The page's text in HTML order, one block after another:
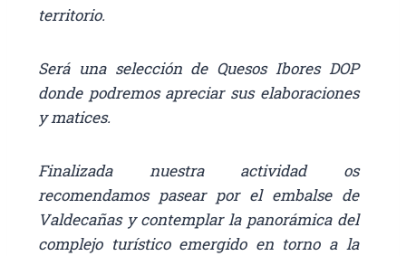
territorio.
Será una selección de Quesos Ibores DOP
donde podremos apreciar sus elaboraciones
y matices.
Finalizada nuestra actividad os
recomendamos pasear por el embalse de
Valdecañas y contemplar la panorámica del
complejo turístico emergido en torno a la